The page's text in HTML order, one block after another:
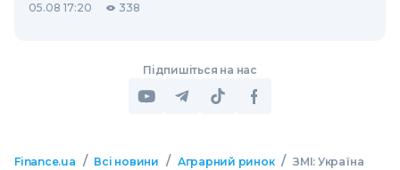
05.08 17:20 338
Підпишіться на нас
Finance.ua / Всі новини / Аграрний ринок / ЗМІ: Україна